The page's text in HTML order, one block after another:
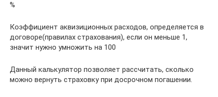
%
Коэффициент аквизиционных расходов, определяется в
договоре(правилах страхования), если он меньше 1,
значит нужно умножить на 100
Данный калькулятор позволяет рассчитать, сколько
можно вернуть страховку при досрочном погашении.